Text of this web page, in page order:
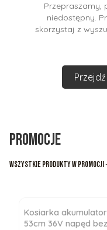
Przepraszamy,
niedostępny.
skorzystaj z
Promocje
Wszystkie produkty w promocji
Kosiarka
53cm 36V napęd